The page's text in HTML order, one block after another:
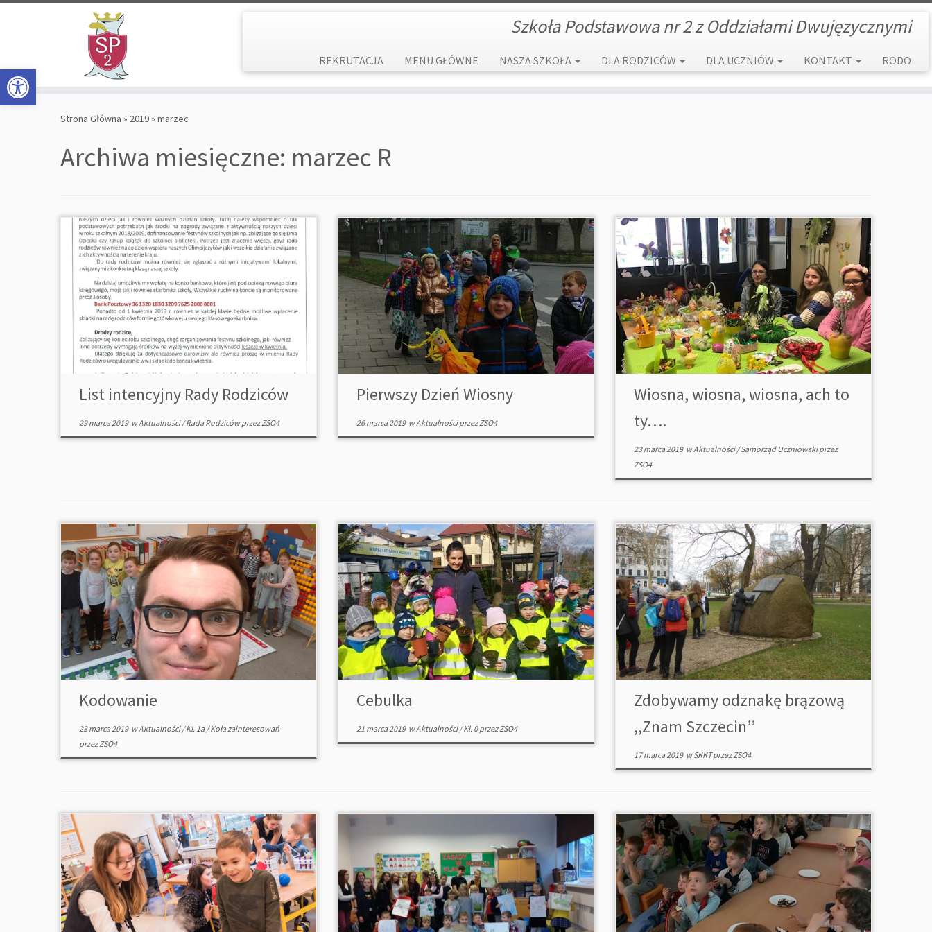
Open toolbar
Skip
Szkoła Podstawowa nr 2 z Oddziałami Dwujęzycznymi
REKRUTACJA MENU GŁÓWNE NASZA SZKOŁA DLA RODZICÓW DLA UCZNIÓW KONTAKT RODO
Strona Główna » 2019» marzec
Archiwa miesięczne: marzec R
List intencyjny Rady Rodziców
29 marca 2019wAktualności/Rada RodzicówprzezZSO4
Pierwszy Dzień Wiosny
26 marca 2019wAktualnościprzezZSO4
Wiosna, wiosna, wiosna, ach to
ty….
23 marca 2019wAktualności/Samorząd Uczniowskiprzez
ZSO4
Kodowanie
23 marca 2019wAktualności/Kl. 1a/Koła zainteresowań
przezZSO4
Cebulka
21 marca 2019wAktualności/Kl. 0przezZSO4
Zdobywamy odznakę brązową
,,Znam Szczecin’’
17 marca 2019wSKKTprzezZSO4